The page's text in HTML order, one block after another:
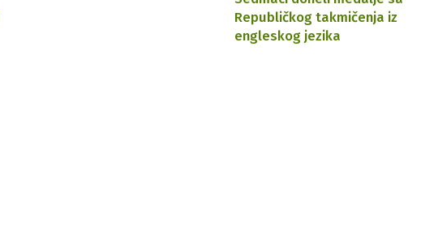
Republičkog takmičenja iz
engleskog jezika